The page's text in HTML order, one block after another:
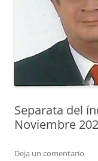
Separata del
Noviembre
Deja un comentario